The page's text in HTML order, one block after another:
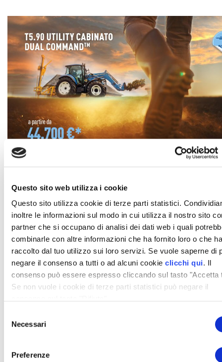
Questo sito web utilizza i cookie
Questo sito utilizza cookie di terze parti statistici.
inoltre le informazioni sul modo in cui utilizza il nostro sito
partner che si occupano di analisi dei dati web i quali
combinarle con altre informazioni che ha fornito loro o che
raccolto dal tuo utilizzo sui loro servizi. Se vuole saperne di
negare il consenso a tutti o ad alcuni cookie clicchi qui. Il
consenso può essere espresso cliccando sul tasto "Accetta
Se non vuole i cookie di terze parti statistici può negare il
delNecessari
Preferenze
* Iniziativa valida presso i concessionari aderenti e sulle unità New Holland
T5.90 Cabinato Dual Command in pronta consegna fino al 30 settembre 2023.
Non cumulabile con altre campagne promozionali in vigore.
Immagine con finalità promozionali che non rappresenta
l’allestimento in promozione. IVA, contributo PFU e trasporto
esclusi.